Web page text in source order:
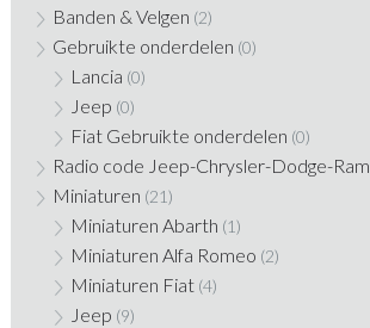
Banden & Velgen (2)
Gebruikte onderdelen (0)
Lancia (0)
Jeep (0)
Fiat Gebruikte onderdelen (0)
Radio code Jeep-Chrysler-Dodge-Ram
Miniaturen (21)
Miniaturen Abarth (1)
Miniaturen Alfa Romeo (2)
Miniaturen Fiat (4)
Jeep (9)